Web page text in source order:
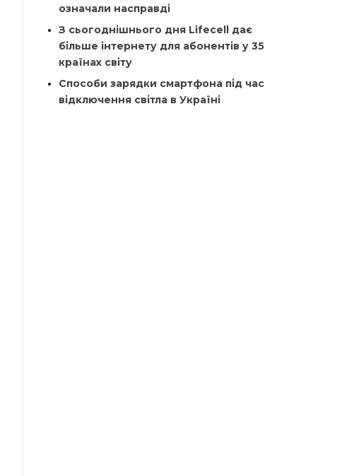
означали насправді
З сьогоднішнього дня Lifecell дає
більше інтернету для абонентів у 35
країнах світу
Способи зарядки смартфона під час
відключення світла в Україні